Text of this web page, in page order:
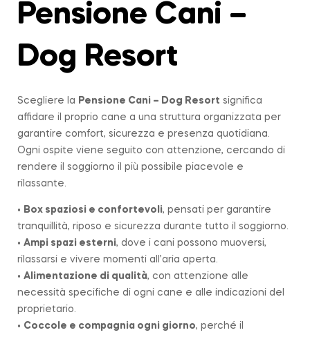
Pensione Cani –
Dog Resort
Scegliere la Pensione Cani – Dog Resort significa
affidare il proprio cane a una struttura organizzata per
garantire comfort, sicurezza e presenza quotidiana.
Ogni ospite viene seguito con attenzione, cercando di
rendere il soggiorno il più possibile piacevole e
rilassante.
• Box spaziosi e confortevoli, pensati per garantire
tranquillità, riposo e sicurezza durante tutto il soggiorno.
• Ampi spazi esterni, dove i cani possono muoversi,
rilassarsi e vivere momenti all’aria aperta.
• Alimentazione di qualità, con attenzione alle
necessità specifiche di ogni cane e alle indicazioni del
proprietario.
• Coccole e compagnia ogni giorno, perché il